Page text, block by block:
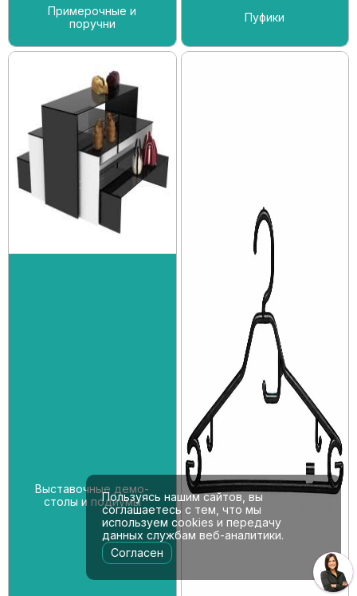
Примерочные и
поручни
Пуфики
Выставочные демо-
столы и подиумыПользуясь нашим сайтов, вы
соглашаетесь с тем, что мы
используем cookies и передачу
данных службам веб-аналитики.
Согласен